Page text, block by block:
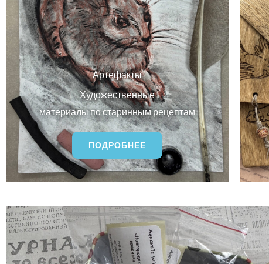
Артефакты
Художественные
материалы по старинным рецептам
ПОДРОБНЕЕ